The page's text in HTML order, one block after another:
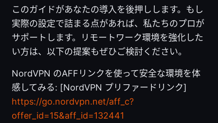
このガイドがあなたの導入を後押しします。もし
実際の設定で詰まる点があれば、私たちのプロが
サポートします。リモートワーク環境を強化した
い方は、以下の提案もぜひご検討ください。
NordVPN のAFFリンクを使って安全な環境を体
感してみる: [NordVPN プリファードリンク]
https://go.nordvpn.net/aff_c?
offer_id=15&aff_id=132441